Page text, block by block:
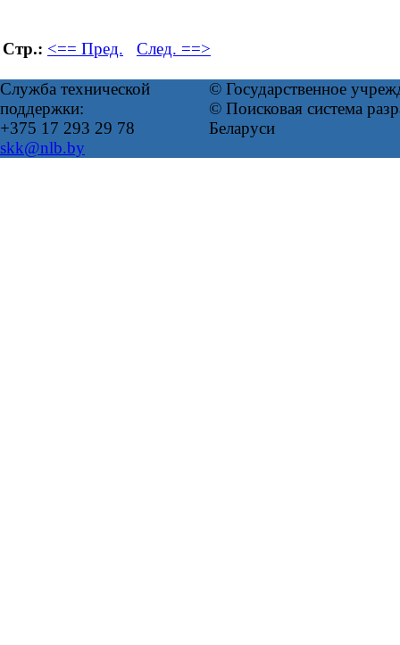
Стр.: <== Пред. След. ==>
Служба технической
поддержки:
+375 17 293 29 78
skk@nlb.by
© Государственное
© Поисковая система
Беларуси